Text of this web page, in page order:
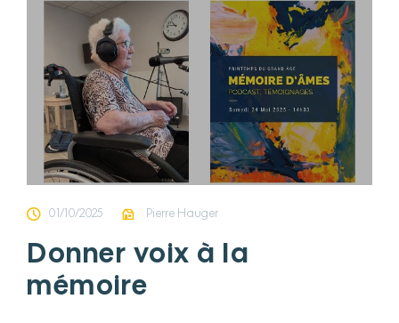
01/10/2025 Pierre Hauger
Donner voix à la
mémoire